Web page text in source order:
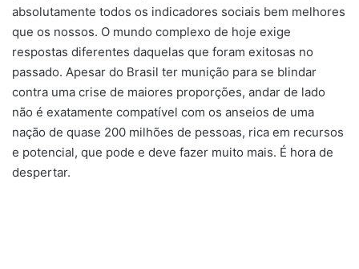
absolutamente todos os indicadores sociais bem melhores
que os nossos. O mundo complexo de hoje exige
respostas diferentes daquelas que foram exitosas no
passado. Apesar do Brasil ter munição para se blindar
contra uma crise de maiores proporções, andar de lado
não é exatamente compatível com os anseios de uma
nação de quase 200 milhões de pessoas, rica em recursos
e potencial, que pode e deve fazer muito mais. É hora de
despertar.